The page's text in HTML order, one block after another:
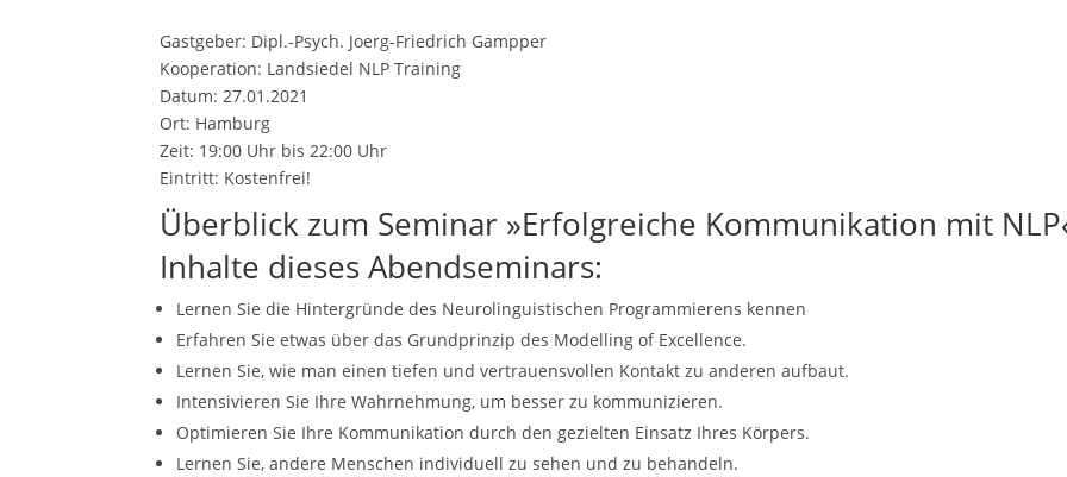
Gastgeber: Dipl.-Psych. Joerg-Friedrich Gampper
Kooperation: Landsiedel NLP Training
Datum: 27.01.2021
Ort: Hamburg
Zeit: 19:00 Uhr bis 22:00 Uhr
Eintritt: Kostenfrei!
Überblick zum Seminar »Erfolgreiche Kommunikation mit
Inhalte dieses Abendseminars:
Lernen Sie die Hintergründe des Neurolinguistischen Programmierens kennen
Erfahren Sie etwas über das Grundprinzip des Modelling of Excellence.
Lernen Sie, wie man einen tiefen und vertrauensvollen Kontakt zu anderen aufbaut.
Intensivieren Sie Ihre Wahrnehmung, um besser zu kommunizieren.
Optimieren Sie Ihre Kommunikation durch den gezielten Einsatz Ihres Körpers.
Lernen Sie, andere Menschen individuell zu sehen und zu behandeln.